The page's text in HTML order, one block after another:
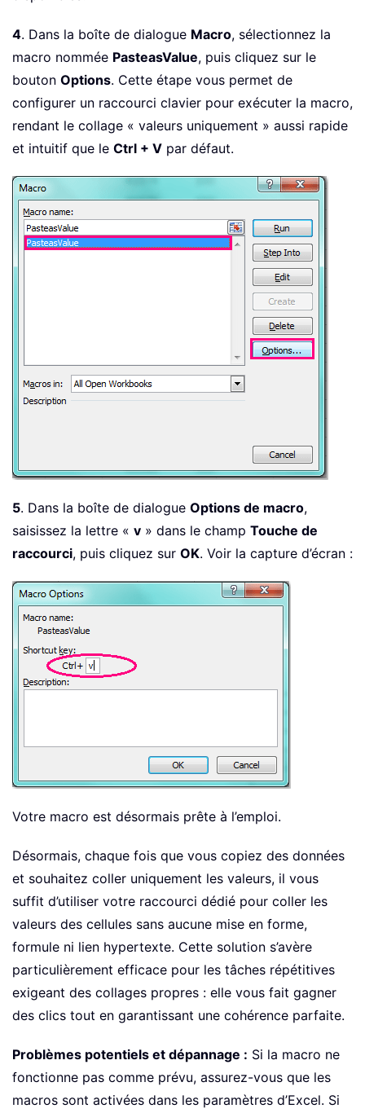
4. Dans la boîte de dialogue Macro, sélectionnez la
macro nommée PasteasValue, puis cliquez sur le
bouton Options. Cette étape vous permet de
configurer un raccourci clavier pour exécuter la macro,
rendant le collage « valeurs uniquement » aussi rapide
et intuitif que le Ctrl + V par défaut.
5. Dans la boîte de dialogue Options de macro,
saisissez la lettre « v » dans le champ Touche de
raccourci, puis cliquez sur OK. Voir la capture d’écran :
Votre macro est désormais prête à l’emploi.
Désormais, chaque fois que vous copiez des données
et souhaitez coller uniquement les valeurs, il vous
suffit d’utiliser votre raccourci dédié pour coller les
valeurs des cellules sans aucune mise en forme,
formule ni lien hypertexte. Cette solution s’avère
particulièrement efficace pour les tâches répétitives
exigeant des collages propres : elle vous fait gagner
des clics tout en garantissant une cohérence parfaite.
Problèmes potentiels et dépannage : Si la macro ne
fonctionne pas comme prévu, assurez-vous que les
macros sont activées dans les paramètres d’Excel. Si